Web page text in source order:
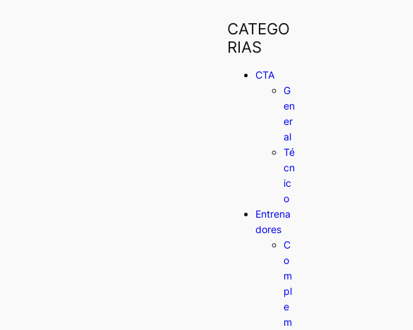
CATEGO
RIAS
CTA
G
en
er
al
Té
cn
ic
o
Entrena
dores
C
o
m
pl
e
m